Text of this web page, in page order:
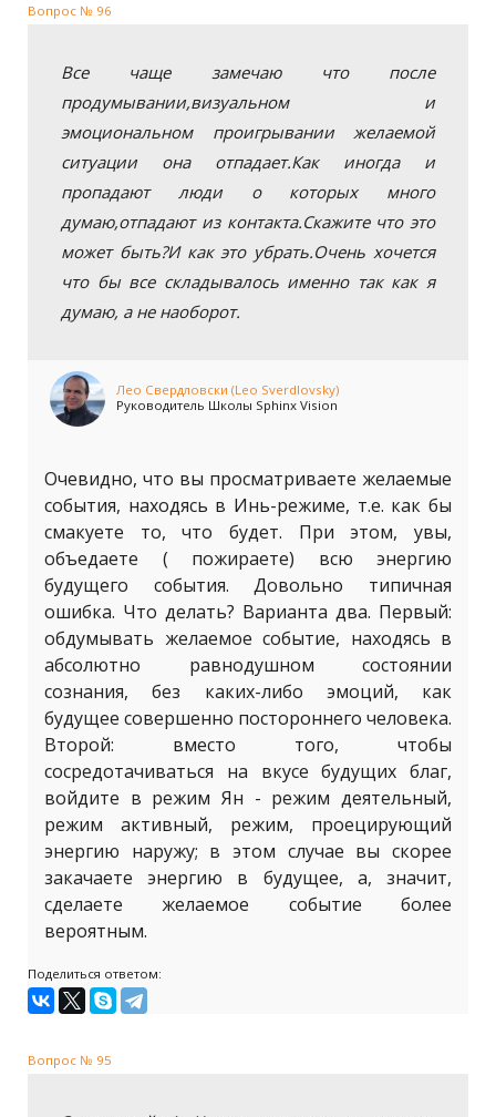
Вопрос № 96
Все чаще замечаю что после
продумывании,визуальном и
эмоциональном проигрывании желаемой
ситуации она отпадает.Как иногда и
пропадают люди о которых много
думаю,отпадают из контакта.Скажите что это
может быть?И как это убрать.Очень хочется
что бы все складывалось именно так как я
думаю, а не наоборот.
Лео Свердловски (Leo Sverdlovsky)
Руководитель Школы Sphinx Vision
Очевидно, что вы просматриваете желаемые
события, находясь в Инь-режиме, т.е. как бы
смакуете то, что будет. При этом, увы,
объедаете ( пожираете) всю энергию
будущего события. Довольно типичная
ошибка. Что делать? Варианта два. Первый:
обдумывать желаемое событие, находясь в
абсолютно равнодушном состоянии
сознания, без каких-либо эмоций, как
будущее совершенно постороннего человека.
Второй: вместо того, чтобы
сосредотачиваться на вкусе будущих благ,
войдите в режим Ян - режим деятельный,
режим активный, режим, проецирующий
энергию наружу; в этом случае вы скорее
закачаете энергию в будущее, а, значит,
сделаете желаемое событие более
вероятным.
Поделиться ответом:
Вопрос № 95